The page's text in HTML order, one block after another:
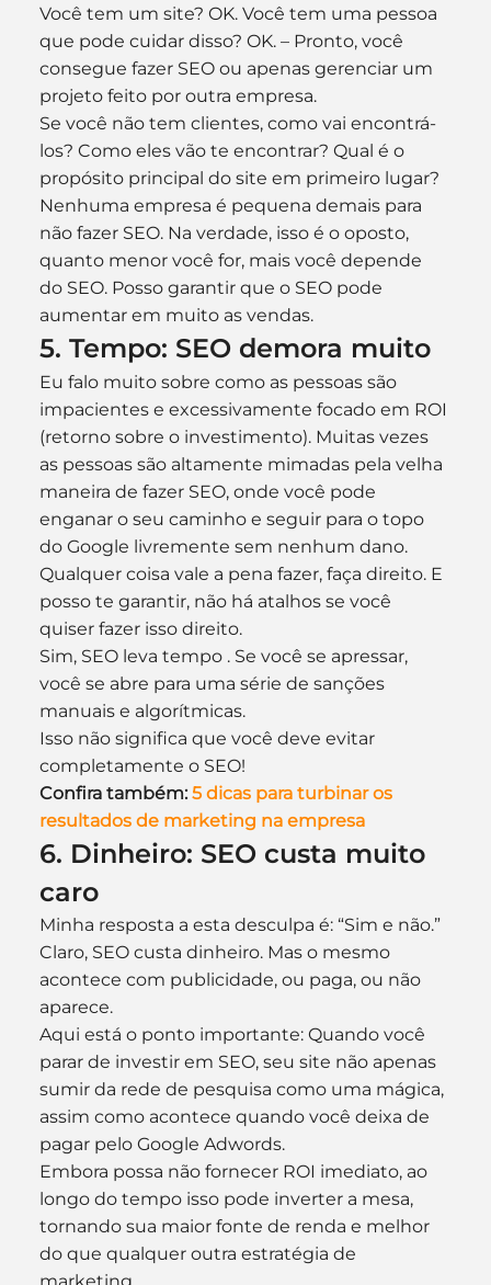
Você tem um site? OK. Você tem uma pessoa
que pode cuidar disso? OK. – Pronto, você
consegue fazer SEO ou apenas gerenciar um
projeto feito por outra empresa.
Se você não tem clientes, como vai encontrá-
los? Como eles vão te encontrar? Qual é o
propósito principal do site em primeiro lugar?
Nenhuma empresa é pequena demais para
não fazer SEO. Na verdade, isso é o oposto,
quanto menor você for, mais você depende
do SEO. Posso garantir que o SEO pode
aumentar em muito as vendas.
5. Tempo: SEO demora muito
Eu falo muito sobre como as pessoas são
impacientes e excessivamente focado em ROI
(retorno sobre o investimento). Muitas vezes
as pessoas são altamente mimadas pela velha
maneira de fazer SEO, onde você pode
enganar o seu caminho e seguir para o topo
do Google livremente sem nenhum dano.
Qualquer coisa vale a pena fazer, faça direito. E
posso te garantir, não há atalhos se você
quiser fazer isso direito.
Sim, SEO leva tempo . Se você se apressar,
você se abre para uma série de sanções
manuais e algorítmicas.
Isso não significa que você deve evitar
completamente o SEO!
Confira também: 5 dicas para turbinar os
resultados de marketing na empresa
6. Dinheiro: SEO custa muito
caro
Minha resposta a esta desculpa é: “Sim e não.”
Claro, SEO custa dinheiro. Mas o mesmo
acontece com publicidade, ou paga, ou não
aparece.
Aqui está o ponto importante: Quando você
parar de investir em SEO, seu site não apenas
sumir da rede de pesquisa como uma mágica,
assim como acontece quando você deixa de
pagar pelo Google Adwords.
Embora possa não fornecer ROI imediato, ao
longo do tempo isso pode inverter a mesa,
tornando sua maior fonte de renda e melhor
do que qualquer outra estratégia de